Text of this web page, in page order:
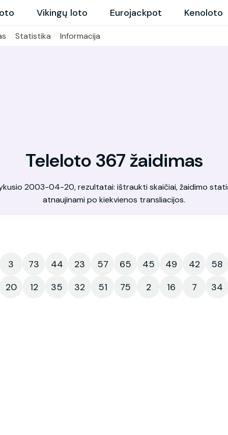
Vikingų loto Eurojackpot Kenoloto
Statistika Informacija
Teleloto 367 žaidimas
2003-04-20, rezultatai: ištraukti skaičiai, žaidimo
atnaujinami po kiekvienos transliacijos.
3 73 44 23 57 65 45 49 42
58
20
12 35 32 51 75 2 16 7 34